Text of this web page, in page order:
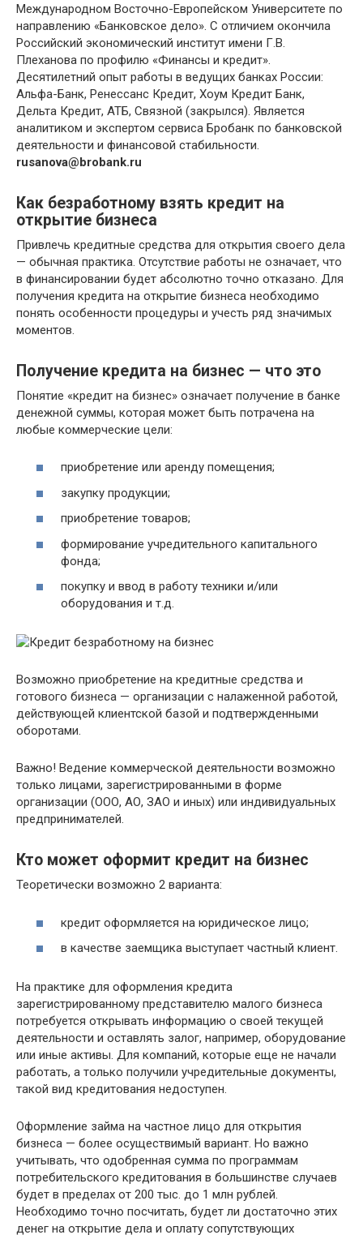
Международном Восточно-Европейском Университете по
направлению «Банковское дело». С отличием окончила
Российский экономический институт имени Г.В.
Плеханова по профилю «Финансы и кредит».
Десятилетний опыт работы в ведущих банках России:
Альфа-Банк, Ренессанс Кредит, Хоум Кредит Банк,
Дельта Кредит, АТБ, Связной (закрылся). Является
аналитиком и экспертом сервиса Бробанк по банковской
деятельности и финансовой стабильности.
rusanova@brobank.ru
Как безработному взять кредит на
открытие бизнеса
Привлечь кредитные средства для открытия своего дела
— обычная практика. Отсутствие работы не означает, что
в финансировании будет абсолютно точно отказано. Для
получения кредита на открытие бизнеса необходимо
понять особенности процедуры и учесть ряд значимых
моментов.
Получение кредита на бизнес — что это
Понятие «кредит на бизнес» означает получение в банке
денежной суммы, которая может быть потрачена на
любые коммерческие цели:
приобретение или аренду помещения;
закупку продукции;
приобретение товаров;
формирование учредительного капитального
фонда;
покупку и ввод в работу техники и/или
оборудования и т.д.
Возможно приобретение на кредитные средства и
готового бизнеса — организации с налаженной работой,
действующей клиентской базой и подтвержденными
оборотами.
Важно! Ведение коммерческой деятельности возможно
только лицами, зарегистрированными в форме
организации (ООО, АО, ЗАО и иных) или индивидуальных
предпринимателей.
Кто может оформит кредит на бизнес
Теоретически возможно 2 варианта:
кредит оформляется на юридическое лицо;
в качестве заемщика выступает частный клиент.
На практике для оформления кредита
зарегистрированному представителю малого бизнеса
потребуется открывать информацию о своей текущей
деятельности и оставлять залог, например, оборудование
или иные активы. Для компаний, которые еще не начали
работать, а только получили учредительные документы,
такой вид кредитования недоступен.
Оформление займа на частное лицо для открытия
бизнеса — более осуществимый вариант. Но важно
учитывать, что одобренная сумма по программам
потребительского кредитования в большинстве случаев
будет в пределах от 200 тыс. до 1 млн рублей.
Необходимо точно посчитать, будет ли достаточно этих
денег на открытие дела и оплату сопутствующих